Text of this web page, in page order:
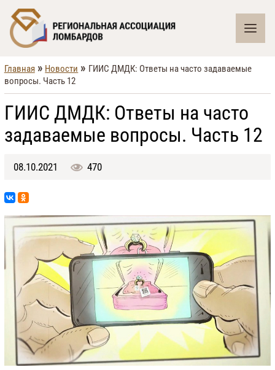
Главная » Новости » ГИИС ДМДК: Ответы на часто задаваемые
вопросы. Часть 12
ГИИС ДМДК: Ответы на часто
задаваемые вопросы. Часть 12
08.10.2021 470